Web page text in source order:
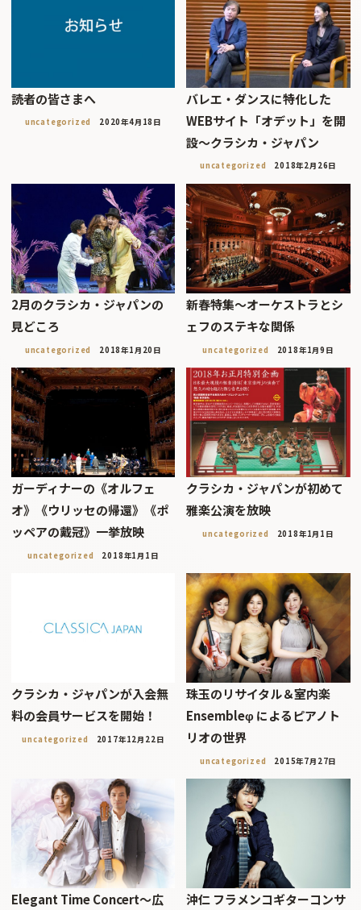
読者の皆さまへ
uncategorized 2020年4月18日
バレエ・ダンスに特化した
WEBサイト「オデット」を開
設〜クラシカ・ジャパン
uncategorized 2018年2月26日
2月のクラシカ・ジャパンの
見どころ
uncategorized 2018年1月20日
新春特集〜オーケストラとシ
ェフのステキな関係
uncategorized 2018年1月9日
ガーディナーの《オルフェ
オ》《ウリッセの帰還》《ポ
ッペアの戴冠》一挙放映
uncategorized 2018年1月1日
クラシカ・ジャパンが初めて
雅楽公演を放映
uncategorized 2018年1月1日
クラシカ・ジャパンが入会無
料の会員サービスを開始！
uncategorized 2017年12月22日
珠玉のリサイタル＆室内楽
Ensembleφ によるピアノト
リオの世界
uncategorized 2015年7月27日
Elegant Time Concert〜広
沖仁 フラメンコギターコンサ